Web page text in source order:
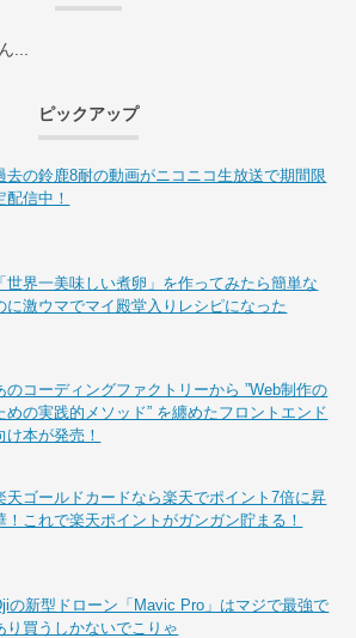
...
ピックアップ
去の鈴鹿8耐の動画がニコニコ生放送で期間限
配信中！
「世界一美味しい煮卵」を作ってみたら簡単な
に激ウマでマイ殿堂入りレシピになった
のコーディングファクトリーから ”Web制作の
めの実践的メソッド” を纏めたフロントエンド
け本が発売！
天ゴールドカードなら楽天でポイント7倍に昇
！これで楽天ポイントがガンガン貯まる！
の新型ドローン「Mavic Pro」はマジで最強で
り買うしかないでこりゃ